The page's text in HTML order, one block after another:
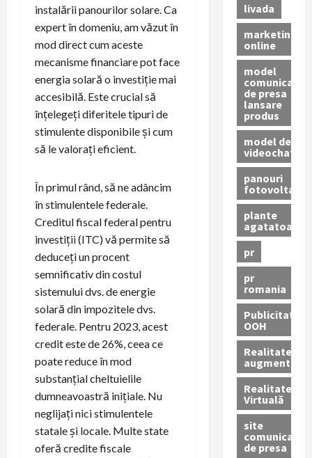
instalării panourilor solare. Ca
expert în domeniu, am văzut în
mod direct cum aceste
mecanisme financiare pot face
energia solară o investiție mai
accesibilă. Este crucial să
înțelegeți diferitele tipuri de
stimulente disponibile și cum
să le valorați eficient.
În primul rând, să ne adâncim
în stimulentele federale.
Creditul fiscal federal pentru
investiții (ITC) vă permite să
deduceți un procent
semnificativ din costul
sistemului dvs. de energie
solară din impozitele dvs.
federale. Pentru 2023, acest
credit este de 26%, ceea ce
poate reduce în mod
substanțial cheltuielile
dumneavoastră inițiale. Nu
neglijați nici stimulentele
statale și locale. Multe state
oferă credite fiscale
livada
marketing
online
model
comunicat
de presa
lansare
produs
model de
videochat
panouri
fotovoltaice
plante
agatatoare
pr
pr
romania
Publicitate
OOH
Realitatea
augmentată
Realitatea
Virtuală
site
comunicate
de presa